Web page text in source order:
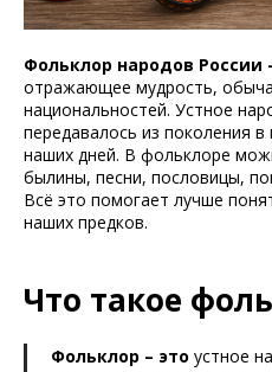
Фольклор народов России
отражающее мудрость,
национальностей. Устное
передавалось из поколения
наших дней. В фольклоре
былины, песни, пословицы,
Всё это помогает лучше
наших предков.
Что такое
Фольклор – это устное